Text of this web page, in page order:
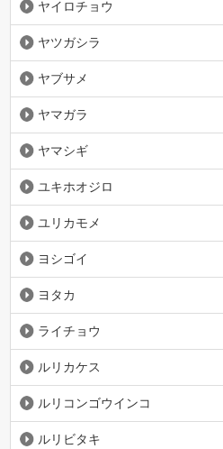
ヤイロチョウ
ヤツガシラ
ヤブサメ
ヤマガラ
ヤマシギ
ユキホオジロ
ユリカモメ
ヨシゴイ
ヨタカ
ライチョウ
ルリカケス
ルリコンゴウインコ
ルリビタキ